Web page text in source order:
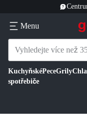
Menu
Kuchyňské
spotřebiče
PeceGrily